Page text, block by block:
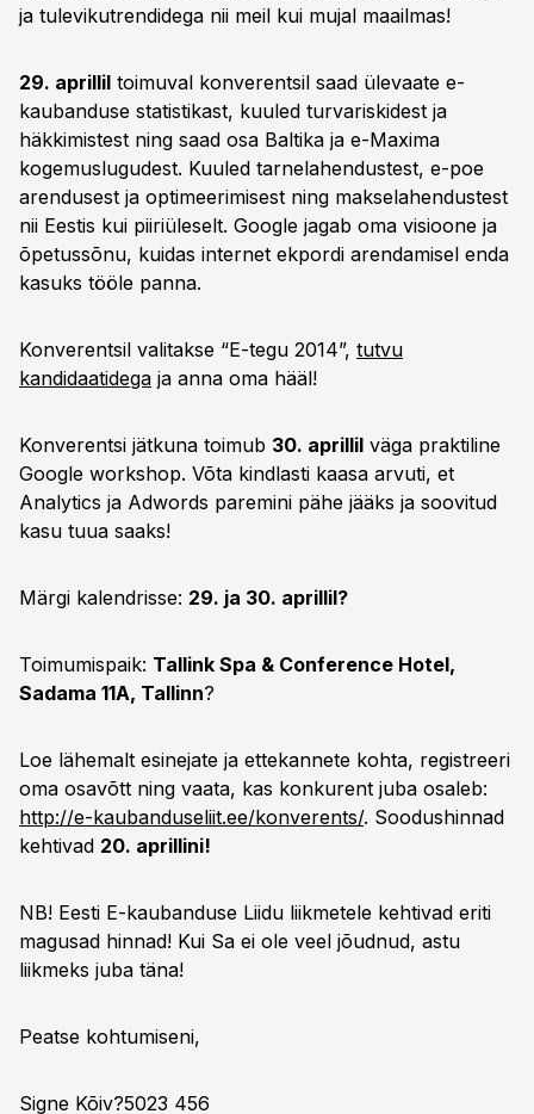
ja tulevikutrendidega nii meil kui mujal maailmas!
29. aprillil toimuval konverentsil saad ülevaate e-
kaubanduse statistikast, kuuled turvariskidest ja
häkkimistest ning saad osa Baltika ja e-Maxima
kogemuslugudest. Kuuled tarnelahendustest, e-poe
arendusest ja optimeerimisest ning makselahendustest
nii Eestis kui piiriüleselt. Google jagab oma visioone ja
õpetussõnu, kuidas internet ekpordi arendamisel enda
kasuks tööle panna.
Konverentsil valitakse “E-tegu 2014”, tutvu
kandidaatidega ja anna oma hääl!
Konverentsi jätkuna toimub 30. aprillil väga praktiline
Google workshop. Võta kindlasti kaasa arvuti, et
Analytics ja Adwords paremini pähe jääks ja soovitud
kasu tuua saaks!
Märgi kalendrisse: 29. ja 30. aprillil?
Toimumispaik: Tallink Spa & Conference Hotel,
Sadama 11A, Tallinn?
Loe lähemalt esinejate ja ettekannete kohta, registreeri
oma osavõtt ning vaata, kas konkurent juba osaleb:
http://e-kaubanduseliit.ee/konverents/. Soodushinnad
kehtivad 20. aprillini!
NB! Eesti E-kaubanduse Liidu liikmetele kehtivad eriti
magusad hinnad! Kui Sa ei ole veel jõudnud, astu
liikmeks juba täna!
Peatse kohtumiseni,
Signe Kõiv?5023 456